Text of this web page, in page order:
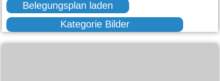
Belegungsplan laden
Kategorie Bilder